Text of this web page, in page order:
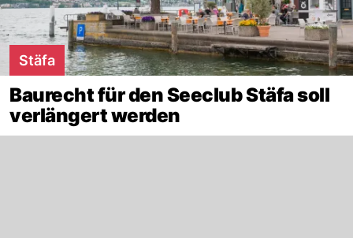
Stäfa
Baurecht für den Seeclub Stäfa soll
verlängert werden